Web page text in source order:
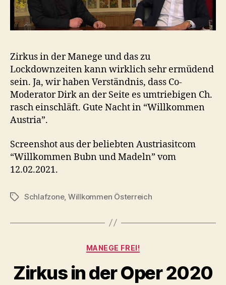
Zirkus in der Manege und das zu
Lockdownzeiten kann wirklich sehr ermüdend
sein. Ja, wir haben Verständnis, dass Co-
Moderator Dirk an der Seite es umtriebigen Ch.
rasch einschläft. Gute Nacht in “Willkommen
Austria”.
Screenshot aus der beliebten Austriasitcom
“Willkommen Bubn und Madeln” vom
12.02.2021.
TagsSchlafzone, Willkommen Österreich
Categories
MANEGE FREI!
Zirkus in der Oper 2020